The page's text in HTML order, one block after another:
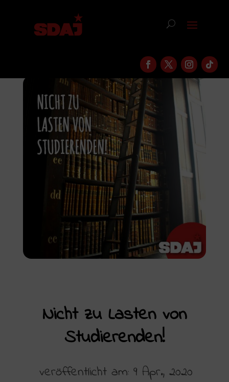
Nicht zu Lasten von
Studierenden!
veröffentlicht am: 9 Apr., 2020